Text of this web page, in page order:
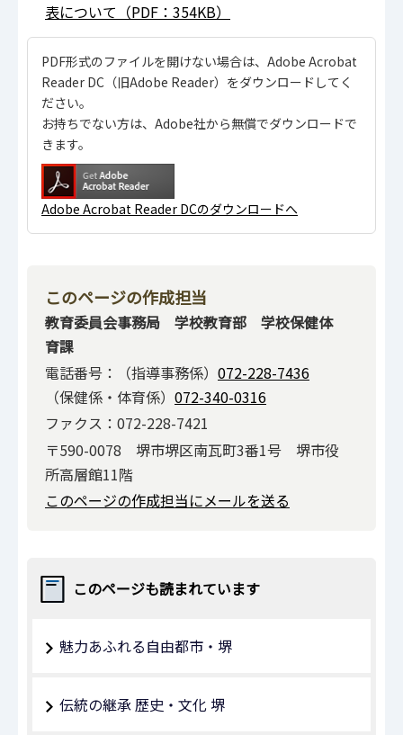
表について（PDF：354KB）
PDF形式のファイルを開けない場合は、Adobe Acrobat
Reader DC（旧Adobe Reader）をダウンロードしてく
ださい。
お持ちでない方は、Adobe社から無償でダウンロードで
きます。
Adobe Acrobat Reader DCのダウンロードへ
このページの作成担当
教育委員会事務局 学校教育部 学校保健体
育課
電話番号：（指導事務係） 072-228-7436
（保健係・体育係） 072-340-0316
ファクス：072-228-7421
〒590-0078 堺市堺区南瓦町3番1号 堺市役
所高層館11階
このページの作成担当にメールを送る
このページも読まれています
魅力あふれる自由都市・堺
伝統の継承 歴史・文化 堺